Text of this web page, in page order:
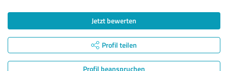
Jetzt bewerten
Profil teilen
Profil beanspruchen